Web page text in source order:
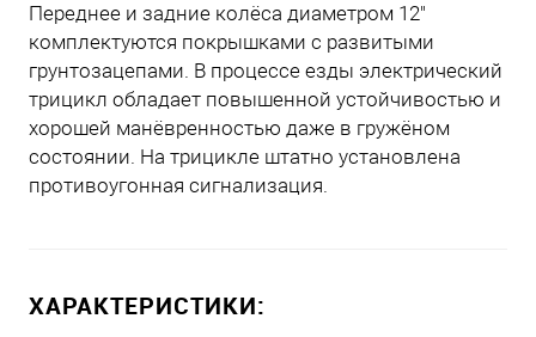
Переднее и задние колёса диаметром 12"
комплектуются покрышками с развитыми
грунтозацепами. В процессе езды электрический
трицикл обладает повышенной устойчивостью и
хорошей манёвренностью даже в гружёном
состоянии. На трицикле штатно установлена
противоугонная сигнализация.
ХАРАКТЕРИСТИКИ: